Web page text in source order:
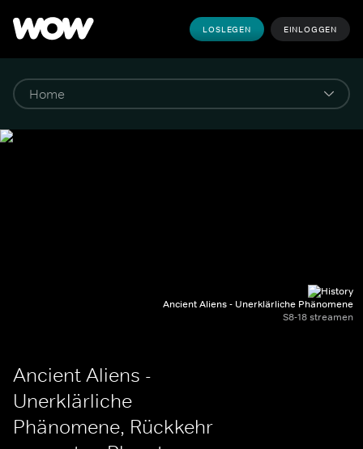
LOSLEGEN EINLOGGEN
Ancient Aliens - Unerklärliche Phänomene
S8-18 streamen
Ancient Aliens -
Unerklärliche
Phänomene, Rückkehr